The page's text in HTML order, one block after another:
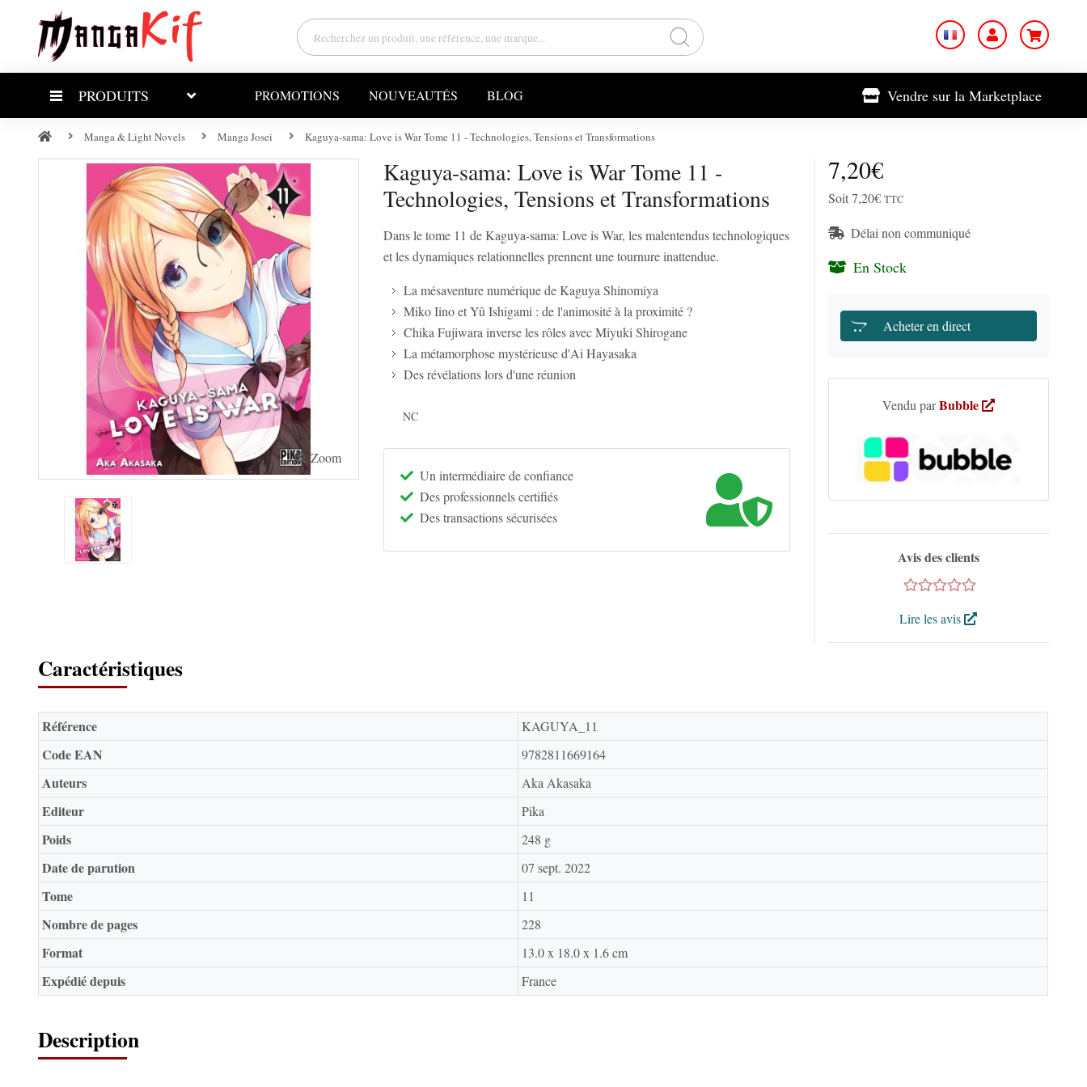
PRODUITS PROMOTIONS NOUVEAUTÉS BLOG Vendre sur la Marketplace
Manga & Light Novels Manga Josei Kaguya-sama: Love is War Tome 11 - Technologies, Tensions et Transformations
Zoom
Kaguya-sama: Love is War Tome 11 -
Technologies, Tensions et Transformations
Dans le tome 11 de Kaguya-sama: Love is War, les malentendus technologiques
et les dynamiques relationnelles prennent une tournure inattendue.
La mésaventure numérique de Kaguya Shinomiya
Miko Iino et Yû Ishigami : de l'animosité à la proximité ?
Chika Fujiwara inverse les rôles avec Miyuki Shirogane
La métamorphose mystérieuse d'Ai Hayasaka
Des révélations lors d'une réunion
NC
Un intermédiaire de confiance
Des professionnels certifiés
Des transactions sécurisées
7,20€
Soit 7,20€ TTC
Délai non communiqué
En Stock
Acheter en direct
Vendu parBubble
Avis des clients
Lire les avis
Caractéristiques
Référence KAGUYA_11
Code EAN 9782811669164
Auteurs Aka Akasaka
Editeur Pika
Poids 248 g
Date de parution 07 sept. 2022
Tome 11
Nombre de pages 228
Format 13.0 x 18.0 x 1.6 cm
Expédié depuis France
Description